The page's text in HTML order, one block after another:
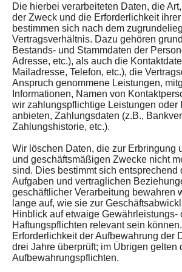
Die hierbei verarbeiteten Daten, die
der Zweck und die Erforderlichkeit
bestimmen sich nach dem
Vertragsverhältnis. Dazu gehören
Bestands- und Stammdaten der
Adresse, etc.), als auch die
Mailadresse, Telefon, etc.), die
Anspruch genommene Leistungen,
Informationen, Namen von
wir zahlungspflichtige Leistungen oder
anbieten, Zahlungsdaten (z.B.,
Zahlungshistorie, etc.).
Wir löschen Daten, die zur Erbringung
und geschäftsmäßigen Zwecke nicht
sind. Dies bestimmt sich entsprechend
Aufgaben und vertraglichen
geschäftlicher Verarbeitung bewahren
lange auf, wie sie zur
Hinblick auf etwaige Gewährleistungs-
Haftungspflichten relevant sein
Erforderlichkeit der Aufbewahrung der
drei Jahre überprüft; im Übrigen gelten
Aufbewahrungspflichten.